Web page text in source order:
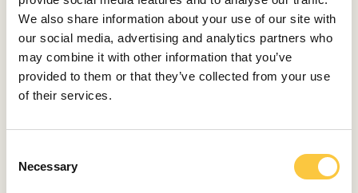
We also share information about your use of our site with
our social media, advertising and analytics partners who
may combine it with other information that you’ve
provided to them or that they’ve collected from your use
of their services.
Necessary
NOTICIAS DE LA INDUSTRIA
Adria Libar: Reconocido centro de
formación de capitanes, oficiales y